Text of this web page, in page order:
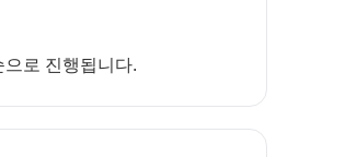
로 진행됩니다.